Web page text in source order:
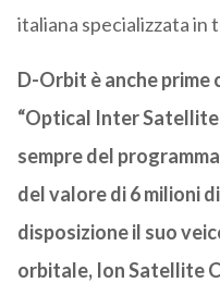
italiana specializzata in
D-Orbit è anche
“Optical Inter
sempre del
del valore di 6 milioni
disposizione il suo
orbitale, Ion Satellite